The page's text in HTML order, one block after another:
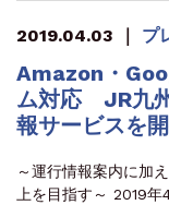
2019.04.03 ｜ プ
Amazon・
ム対応 JR九
報サービスを
～運行情報案内に加
上を目指す～ 2019